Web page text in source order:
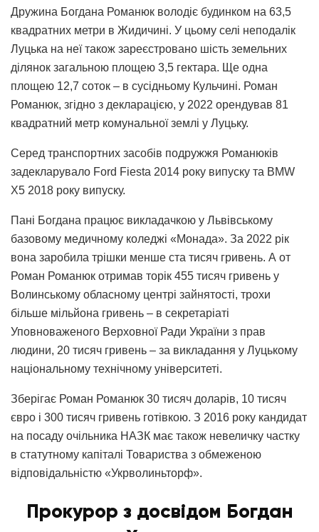
Дружина Богдана Романюк володіє будинком на 63,5
квадратних метри в Жидичині. У цьому селі неподалік
Луцька на неї також зареєстровано шість земельних
ділянок загальною площею 3,5 гектара. Ще одна
площею 12,7 соток – в сусідньому Кульчині. Роман
Романюк, згідно з декларацією, у 2022 орендував 81
квадратний метр комунальної землі у Луцьку.
Серед транспортних засобів подружжя Романюків
задекларувало Ford Fiesta 2014 року випуску та BMW
X5 2018 року випуску.
Пані Богдана працює викладачкою у Львівському
базовому медичному коледжі «Монада». За 2022 рік
вона заробила трішки менше ста тисяч гривень. А от
Роман Романюк отримав торік 455 тисяч гривень у
Волинському обласному центрі зайнятості, трохи
більше мільйона гривень – в секретаріаті
Уповноваженого Верховної Ради України з прав
людини, 20 тисяч гривень – за викладання у Луцькому
національному технічному університеті.
Зберігає Роман Романюк 30 тисяч доларів, 10 тисяч
євро і 300 тисяч гривень готівкою. З 2016 року кандидат
на посаду очільника НАЗК має також невеличку частку
в статутному капіталі Товариства з обмеженою
відповідальністю «Укрволиньторф».
Прокурор з досвідом Богдан